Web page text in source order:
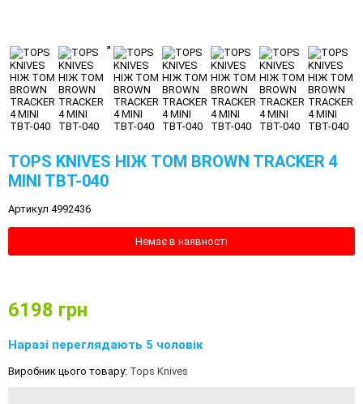
TOPS KNIVES НІЖ TOM BROWN TRACKER 4
MINI TBT-040
Артикул 4992436
Немає в наявності
6198 грн
Наразі переглядають 5 чоловік
Виробник цього товару: Tops Knives